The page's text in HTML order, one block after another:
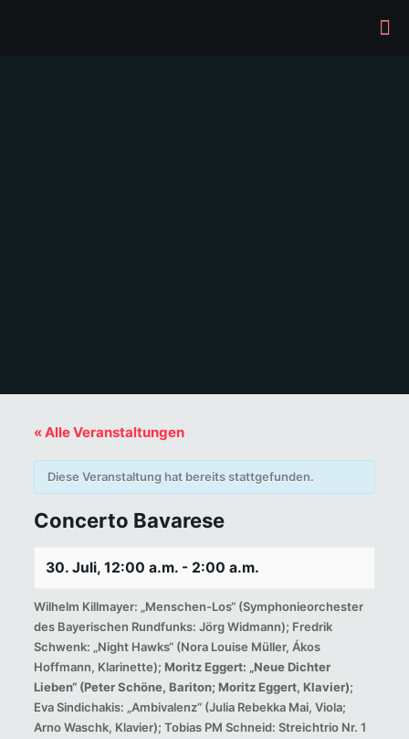
« Alle Veranstaltungen
Diese Veranstaltung hat bereits stattgefunden.
Concerto Bavarese
30. Juli, 12:00 a.m.- 2:00 a.m.
Wilhelm Killmayer: „Menschen-Los“ (Symphonieorchester
des Bayerischen Rundfunks: Jörg Widmann); Fredrik
Schwenk: „Night Hawks“ (Nora Louise Müller, Ákos
Hoffmann, Klarinette); Moritz Eggert: „Neue Dichter
Lieben“ (Peter Schöne, Bariton; Moritz Eggert, Klavier);
Eva Sindichakis: „Ambivalenz“ (Julia Rebekka Mai, Viola;
Arno Waschk, Klavier); Tobias PM Schneid: Streichtrio Nr. 1